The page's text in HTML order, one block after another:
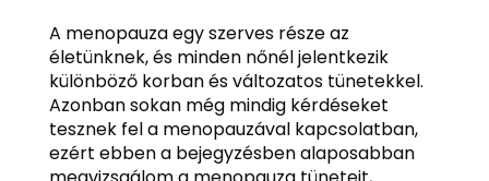
A menopauza egy szerves része az
életünknek, és minden nőnél jelentkezik
különböző korban és változatos tünetekkel.
Azonban sokan még mindig kérdéseket
tesznek fel a menopauzával kapcsolatban,
ezért ebben a bejegyzésben alaposabban